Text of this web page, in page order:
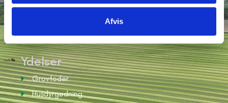
Afvis
20 14 55 79
Jerupvej 757, 9870 Sindal
Ydelser
Grovfoder
Husdyrgødning